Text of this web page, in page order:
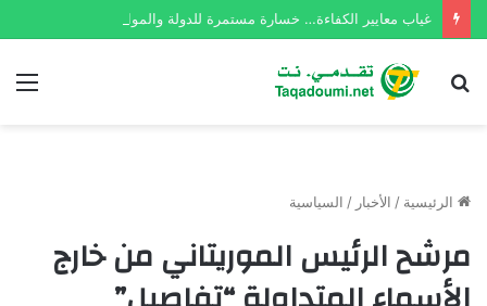
غياب معايير الكفاءة… خسارة مستمرة للدولة والمواطن الموريتاني
بحث
الرئيسية / الأخبار / السياسية
مرشح الرئيس الموريتاني من خارج